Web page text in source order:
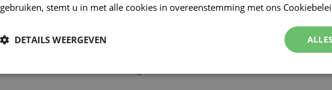
gebruiken, stemt u in met alle cookies in overeenstemming met ons
DETAILS WEERGEVEN